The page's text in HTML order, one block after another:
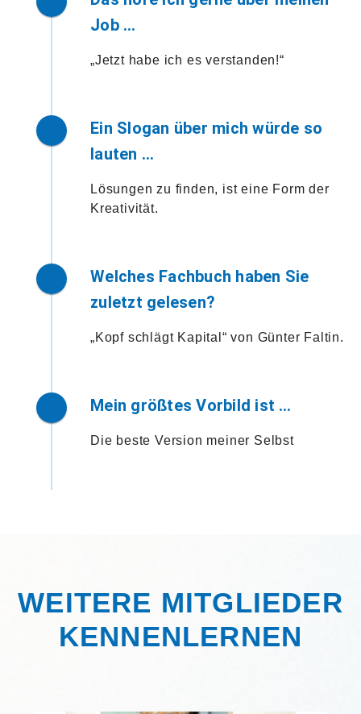
Job …
„Jetzt habe ich es verstanden!“
Ein Slogan über mich würde so
lauten …
Lösungen zu finden, ist eine Form der
Kreativität.
Welches Fachbuch haben Sie
zuletzt gelesen?
„Kopf schlägt Kapital“ von Günter Faltin.
Mein größtes Vorbild ist …
Die beste Version meiner Selbst
WEITERE MITGLIEDER
KENNENLERNEN